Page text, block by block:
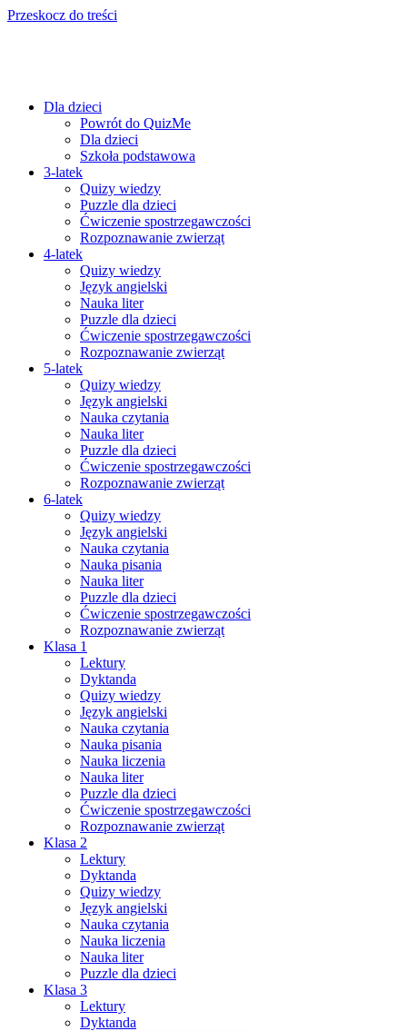
Przeskocz do treści
Dla dzieci
Powrót do QuizMe
Dla dzieci
Szkoła podstawowa
3-latek
Quizy wiedzy
Puzzle dla dzieci
Ćwiczenie spostrzegawczości
Rozpoznawanie zwierząt
4-latek
Quizy wiedzy
Język angielski
Nauka liter
Puzzle dla dzieci
Ćwiczenie spostrzegawczości
Rozpoznawanie zwierząt
5-latek
Quizy wiedzy
Język angielski
Nauka czytania
Nauka liter
Puzzle dla dzieci
Ćwiczenie spostrzegawczości
Rozpoznawanie zwierząt
6-latek
Quizy wiedzy
Język angielski
Nauka czytania
Nauka pisania
Nauka liter
Puzzle dla dzieci
Ćwiczenie spostrzegawczości
Rozpoznawanie zwierząt
Klasa 1
Lektury
Dyktanda
Quizy wiedzy
Język angielski
Nauka czytania
Nauka pisania
Nauka liczenia
Nauka liter
Puzzle dla dzieci
Ćwiczenie spostrzegawczości
Rozpoznawanie zwierząt
Klasa 2
Lektury
Dyktanda
Quizy wiedzy
Język angielski
Nauka czytania
Nauka liczenia
Nauka liter
Puzzle dla dzieci
Klasa 3
Lektury
Dyktanda